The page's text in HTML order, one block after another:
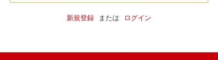
新規登録 または ログイン